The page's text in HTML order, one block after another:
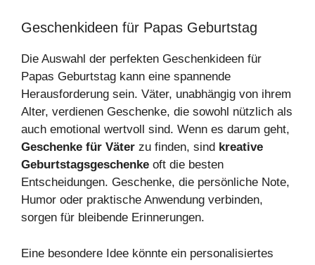
Geschenkideen für Papas Geburtstag
Die Auswahl der perfekten Geschenkideen für
Papas Geburtstag kann eine spannende
Herausforderung sein. Väter, unabhängig von ihrem
Alter, verdienen Geschenke, die sowohl nützlich als
auch emotional wertvoll sind. Wenn es darum geht,
Geschenke für Väter zu finden, sind kreative
Geburtstagsgeschenke oft die besten
Entscheidungen. Geschenke, die persönliche Note,
Humor oder praktische Anwendung verbinden,
sorgen für bleibende Erinnerungen.
Eine besondere Idee könnte ein personalisiertes